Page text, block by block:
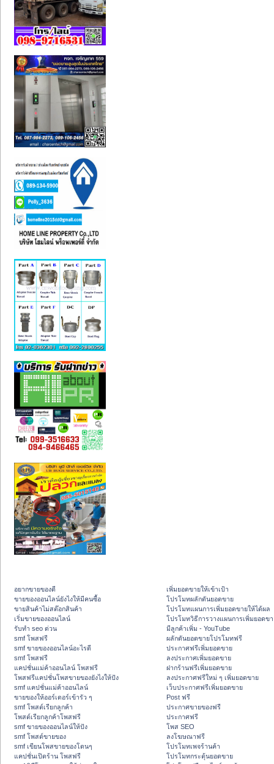
อยากขายของดี
ขายของออนไลน์ยังไงให้มีคนซื้อ
ขายสินค้าไม่สต๊อกสินค้า
เริ่มขายของออนไลน์
รับทำ seo ด่วน
smf โพสฟรี
smf ขายของออนไลน์อะไรดี
smf โพสฟรี
แคปชั่นแม่ค้าออนไลน์ โพสฟรี
โพสฟรีแคปชั่นโพสขายของยังไงให้ปัง
smf แคปชั่นแม่ค้าออนไลน์
ขายของให้ออร์เดอร์เข้ารัว ๆ
smf โพสต์เรียกลูกค้า
โพสต์เรียกลูกค้าโพสฟรี
smf ขายของออนไลน์ให้ปัง
smf โพสต์ขายของ
smf เขียนโพสขายของโดนๆ
แคปชั่นเปิดร้าน โพสฟรี
เพิ่มยอดขายให้เข้าเป้า
โปรโมทผลักดันยอดขาย
โปรโมทแผนการเพิ่มยอดขายให้ได้ผล
โปรโมทวิธีการวางแผนการเพิ่มยอดข
มีลูกค้าเพิ่ม - YouTube
ผลักดันยอดขายโปรโมทฟรี
ประกาศฟรีเพิ่มยอดขาย
ลงประกาศเพิ่มยอดขาย
ฝากร้านฟรีเพิ่มยอดขาย
ลงประกาศฟรีใหม่ ๆ เพิ่มยอดขาย
เว็บประกาศฟรีเพิ่มยอดขาย
Post ฟรี
ประกาศขายของฟรี
ประกาศฟรี
โพส SEO
ลงโฆษณาฟรี
โปรโมทเพจร้านค้า
โปรโมทกระตุ้นยอดขาย